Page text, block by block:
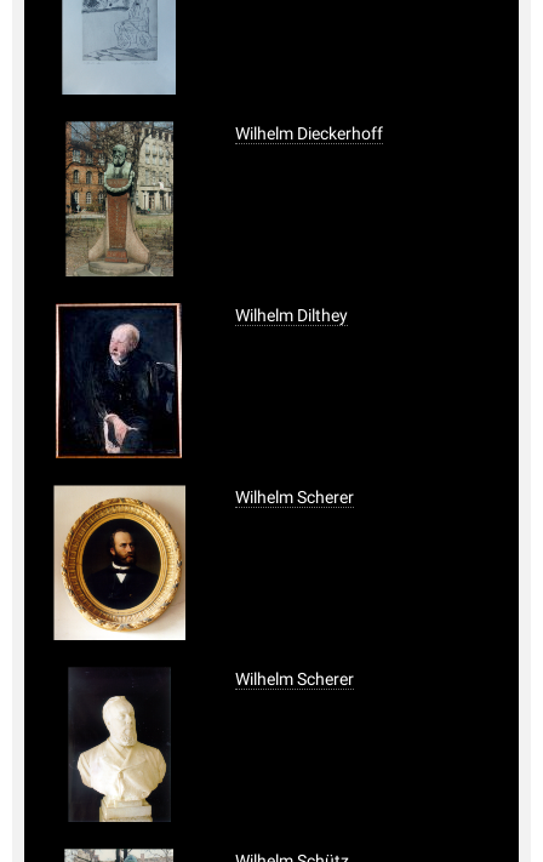
Wilhelm Dieckerhoff
Wilhelm Dilthey
Wilhelm Scherer
Wilhelm Scherer